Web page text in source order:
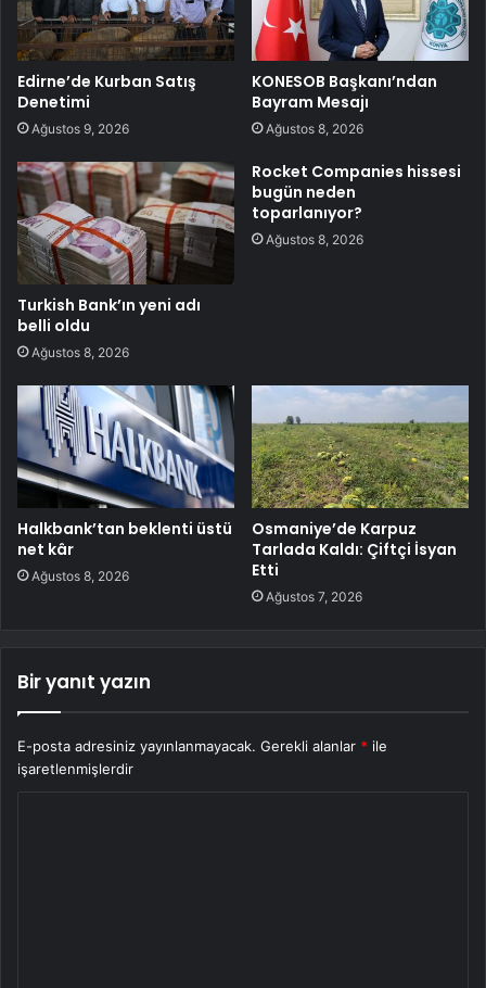
Edirne’de Kurban Satış
Denetimi
Ağustos 9, 2026
KONESOB Başkanı’ndan
Bayram Mesajı
Ağustos 8, 2026
Turkish Bank’ın yeni adı
belli oldu
Ağustos 8, 2026
Rocket Companies hissesi
bugün neden
toparlanıyor?
Ağustos 8, 2026
Halkbank’tan beklenti üstü
net kâr
Ağustos 8, 2026
Osmaniye’de Karpuz
Tarlada Kaldı: Çiftçi İsyan
Etti
Ağustos 7, 2026
Bir yanıt yazın
E-posta adresiniz yayınlanmayacak. Gerekli alanlar * ile
işaretlenmişlerdir